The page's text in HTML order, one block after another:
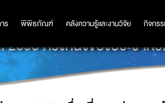
ร พิพิธภัณฑ์ คลังความรู้และงานวิจัย กิจกร
ร พิพิธภัณฑ์ คลังความรู้และงานวิจัย กิจกร
ครึ่งหนึ่งของประชาก